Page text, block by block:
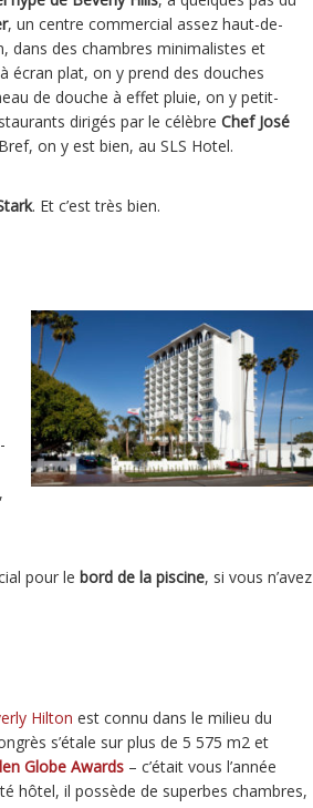
, un centre commercial assez haut-de-
dans des chambres minimalistes et
écran plat, on y prend des douches
de douche à effet pluie, on y petit-
dirigés par le célèbre Chef José
on y est bien, au SLS Hotel.
. Et c’est très bien.
pour le bord de la piscine, si vous n’avez
Hilton est connu dans le milieu du
s’étale sur plus de 5 575 m2 et
Globe Awards – c’était vous l’année
hôtel, il possède de superbes chambres,